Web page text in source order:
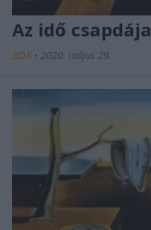
Az idő csapdája
BDK • 2020. május 29.